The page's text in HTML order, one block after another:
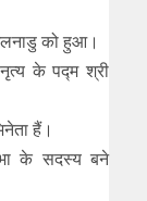
को हुआ।
के पद्म श्री
हैं।
के सदस्य बने